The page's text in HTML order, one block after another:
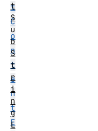
t
C
o
n
t
e
n
t
E
t
S
u
b
S
t
r
i
n
g
L